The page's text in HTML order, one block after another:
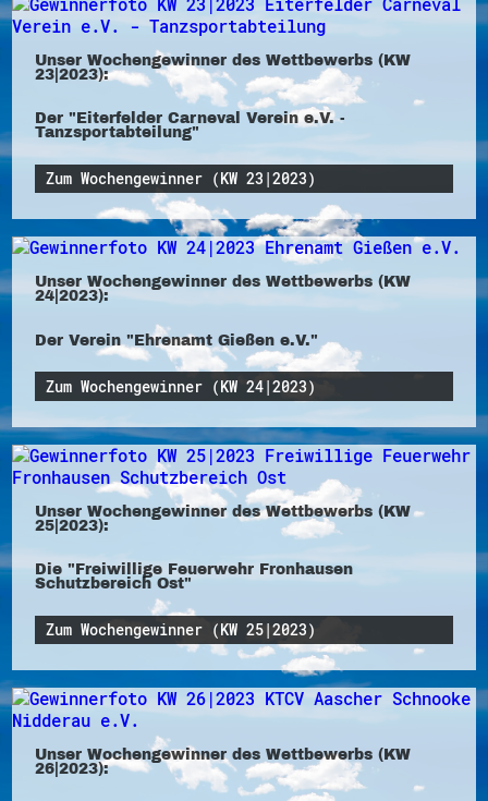
Unser Wochengewinner des Wettbewerbs (KW
23|2023):
Der "Eiterfelder Carneval Verein e.V. -
Tanzsportabteilung"
Zum Wochengewinner (KW 23|2023)
Unser Wochengewinner des Wettbewerbs (KW
24|2023):
Der Verein "Ehrenamt Gießen e.V."
Zum Wochengewinner (KW 24|2023)
Unser Wochengewinner des Wettbewerbs (KW
25|2023):
Die "Freiwillige Feuerwehr Fronhausen
Schutzbereich Ost"
Zum Wochengewinner (KW 25|2023)
Unser Wochengewinner des Wettbewerbs (KW
26|2023):